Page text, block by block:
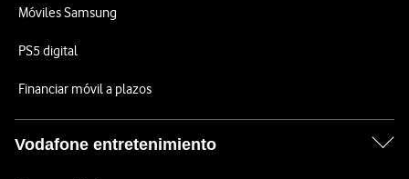
Móviles Samsung
PS5 digital
Financiar móvil a plazos
Vodafone entretenimiento